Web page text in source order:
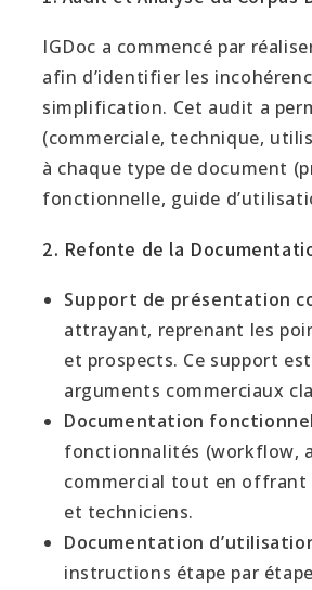
IGDoc a commencé par
afin d’identifier les
simplification. Cet audit a
(commerciale, technique,
à chaque type de document
fonctionnelle, guide
2. Refonte de la
Support de présentation
attrayant, reprenant les
et prospects. Ce support
arguments commerciaux
Documentation
fonctionnalités (workflow,
commercial tout en offrant
et techniciens.
Documentation
instructions étape par